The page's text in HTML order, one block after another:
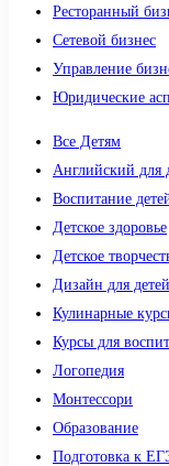
Ресторанный
Сетевой бизнес
Управление
Юридические
Все Детям
Английский для
Воспитание
Детское здоровье
Детское
Дизайн для детей
Кулинарные
Курсы для
Логопедия
Монтессори
Образование
Подготовка к